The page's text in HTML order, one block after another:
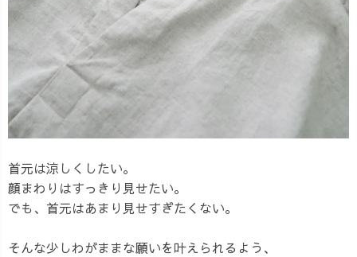
首元は涼しくしたい。
顔まわりはすっきり見せたい。
でも、首元はあまり見せすぎたくない。
そんな少しわがままな願いを叶えられるよう、